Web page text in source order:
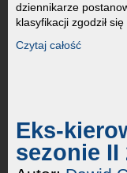
dziennikarze
klasyfikacji zgodził
Czytaj całość
Eks-
sezonie II